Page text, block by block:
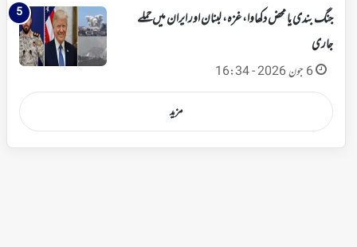
جنگ بندی یا محض دکھاوا، غزہ، لبنان اور ایران میں حملے
جاری
6 جون 2026 - 16:34
مزید